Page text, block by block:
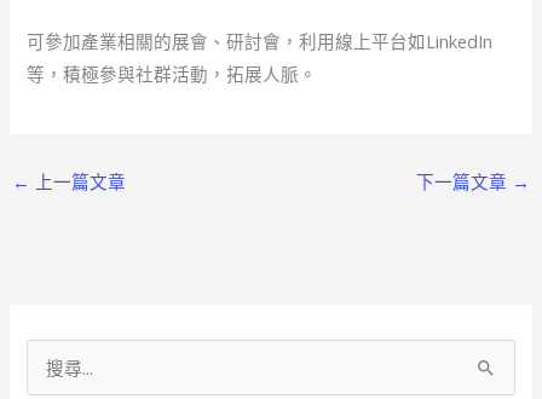
可參加產業相關的展會、研討會，利用線上平台如LinkedIn
等，積極參與社群活動，拓展人脈。
← 上一篇文章 下一篇文章 →